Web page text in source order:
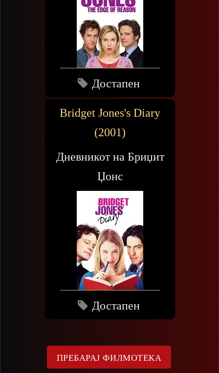
Достапен
Bridget Jones's Diary
(2001)
Дневникот на Бриџит
Џонс
Достапен